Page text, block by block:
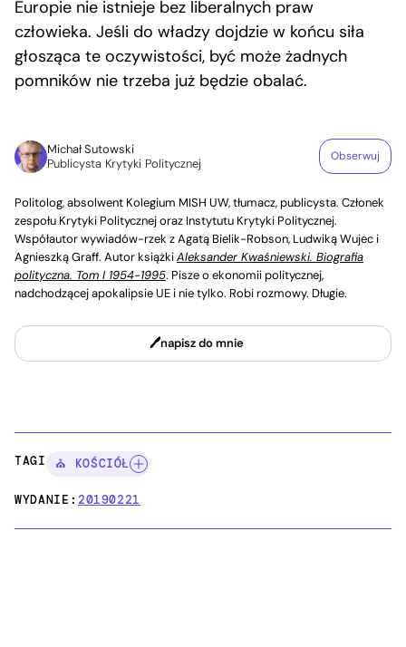
Europie nie istnieje bez liberalnych praw
człowieka. Jeśli do władzy dojdzie w końcu siła
głosząca te oczywistości, być może żadnych
pomników nie trzeba już będzie obalać.
Michał Sutowski
Publicysta Krytyki Politycznej
Obserwuj
Politolog, absolwent Kolegium MISH UW, tłumacz, publicysta. Członek
zespołu Krytyki Politycznej oraz Instytutu Krytyki Politycznej.
Współautor wywiadów-rzek z Agatą Bielik-Robson, Ludwiką Wujec i
Agnieszką Graff. Autor książkiAleksander Kwaśniewski. Biografia
polityczna. Tom I 1954-1995. Pisze o ekonomii politycznej,
nadchodzącej apokalipsie UE i nie tylko. Robi rozmowy. Długie.
napisz do mnie
TAGI: ⛪ KOŚCIÓŁ
WYDANIE:20190221